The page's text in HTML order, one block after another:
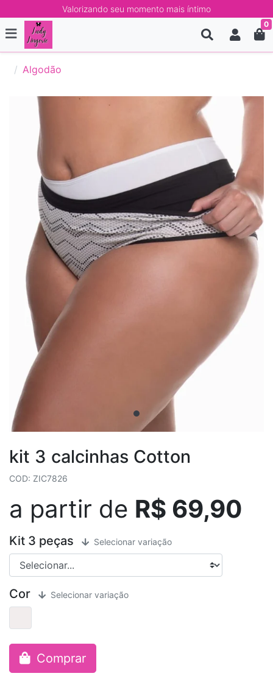
Valorizando seu momento mais íntimo
0
Algodão
kit 3 calcinhas Cotton
COD: ZIC7826
a partir de R$ 69,90
Kit 3 peças Selecionar variação
Cor Selecionar variação
Comprar